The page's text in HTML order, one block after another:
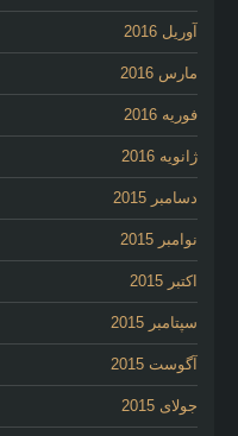
آوریل 2016
مارس 2016
فوریه 2016
ژانویه 2016
دسامبر 2015
نوامبر 2015
اکتبر 2015
سپتامبر 2015
آگوست 2015
جولای 2015